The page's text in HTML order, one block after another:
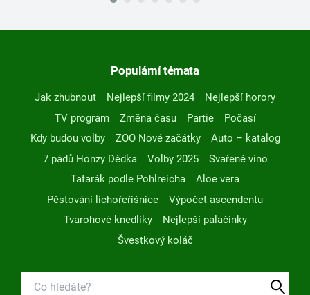
Populární témata
Jak zhubnout Nejlepší filmy 2024
Nejlepší horory
TV program
Změna času Partie
Počasí
Kdy budou volby
ZOO Nové začátky
Auto – katalog
7 pádů Honzy Dědka
Volby 2025
Svařené víno
Tatarák podle Pohlreicha
Aloe vera
Pěstování lichořeřišnice
Výpočet ascendentu
Tvarohové knedlíky
Nejlepší palačinky
Švestkový koláč